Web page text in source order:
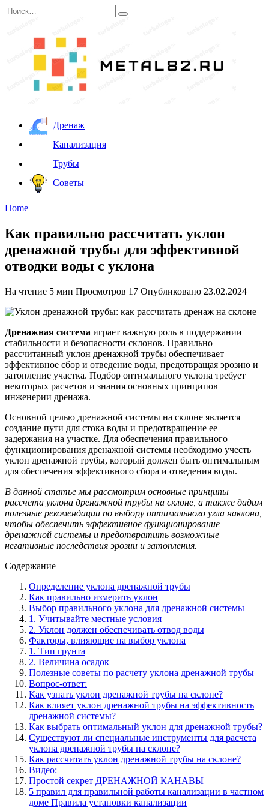
Перейти
к
Search
for:
Дренаж
Канализация
Трубы
Советы
Home
Как правильно рассчитать уклон
дренажной трубы для эффективной
отводки воды с уклона
На чтение 5 мин Просмотров 17 Опубликовано 23.02.2024
Дренажная система играет важную роль в поддержании
стабильности и безопасности склонов. Правильно
рассчитанный уклон дренажной трубы обеспечивает
эффективное сбор и отведение воды, предотвращая эрозию и
затопление участка. Подбор оптимального уклона требует
некоторых расчетов и знания основных принципов
инженерии дренажа.
Основной целью дренажной системы на склоне является
создание пути для стока воды и предотвращение ее
задержания на участке. Для обеспечения правильного
функционирования дренажной системы необходимо учесть
уклон дренажной трубы, который должен быть оптимальным
для обеспечения эффективного сбора и отведения воды.
В данной статье мы рассмотрим основные принципы
рассчета уклона дренажной трубы на склоне, а также дадим
полезные рекомендации по выбору оптимального угла наклона,
чтобы обеспечить эффективное функционирование
дренажной системы и предотвратить возможные
негативные последствия эрозии и затопления.
Содержание
Определение уклона дренажной трубы
Как правильно измерить уклон
Выбор правильного уклона для дренажной системы
1. Учитывайте местные условия
2. Уклон должен обеспечивать отвод воды
Факторы, влияющие на выбор уклона
1. Тип грунта
2. Величина осадок
Полезные советы по расчету уклона дренажной трубы
Вопрос-ответ:
Как узнать уклон дренажной трубы на склоне?
Как влияет уклон дренажной трубы на эффективность
дренажной системы?
Как выбрать оптимальный уклон для дренажной трубы?
Существуют ли специальные инструменты для расчета
уклона дренажной трубы на склоне?
Как рассчитать уклон дренажной трубы на склоне?
Видео:
Простой секрет ДРЕНАЖНОЙ КАНАВЫ
5 правил для правильной работы канализации в частном
доме Правила установки канализации